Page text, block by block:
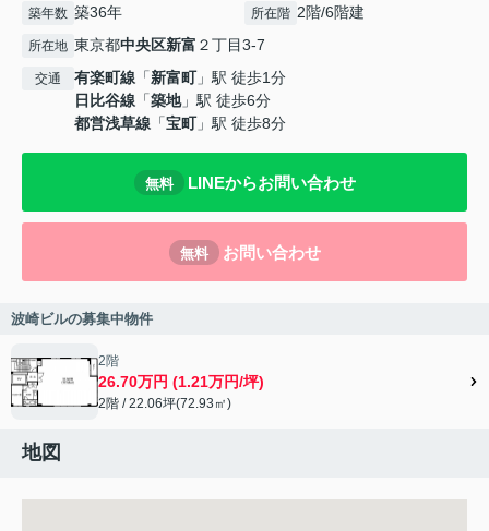
築年数 築36年 所在階 2階/6階建
所在地 東京都中央区新富 ２丁目3-7
交通 有楽町線 「新富町」駅 徒歩1分
日比谷線 「築地」駅 徒歩6分
都営浅草線 「宝町」駅 徒歩8分
無料 LINEからお問い合わせ
無料 お問い合わせ
波崎ビルの募集中物件
2階
26.70万円 (1.21万円/坪)
2階 / 22.06坪(72.93㎡)
地図